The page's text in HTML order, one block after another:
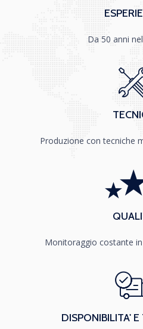
Da 50 anni
Produzione con tecniche
Monitoraggio costante
DISPONIBILITA'